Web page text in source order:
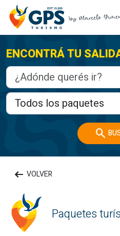
ENCONTRÁ TU
search
arrow_left_alt VOLVER
Paquetes